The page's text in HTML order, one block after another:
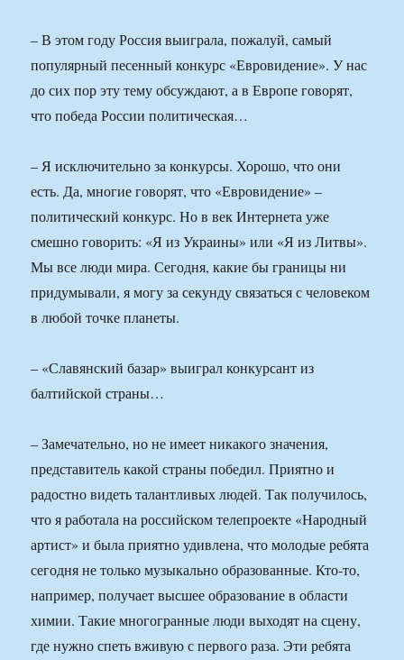
– В этом году Россия выиграла, пожалуй, самый
популярный песенный конкурс «Евровидение». У нас
до сих пор эту тему обсуждают, а в Европе говорят,
что победа России политическая…
– Я исключительно за конкурсы. Хорошо, что они
есть. Да, многие говорят, что «Евровидение» –
политический конкурс. Но в век Интернета уже
смешно говорить: «Я из Украины» или «Я из Литвы».
Мы все люди мира. Сегодня, какие бы границы ни
придумывали, я могу за секунду связаться с человеком
в любой точке планеты.
– «Славянский базар» выиграл конкурсант из
балтийской страны…
– Замечательно, но не имеет никакого значения,
представитель какой страны победил. Приятно и
радостно видеть талантливых людей. Так получилось,
что я работала на российском телепроекте «Народный
артист» и была приятно удивлена, что молодые ребята
сегодня не только музыкально образованные. Кто-то,
например, получает высшее образование в области
химии. Такие многогранные люди выходят на сцену,
где нужно спеть вживую с первого раза. Эти ребята